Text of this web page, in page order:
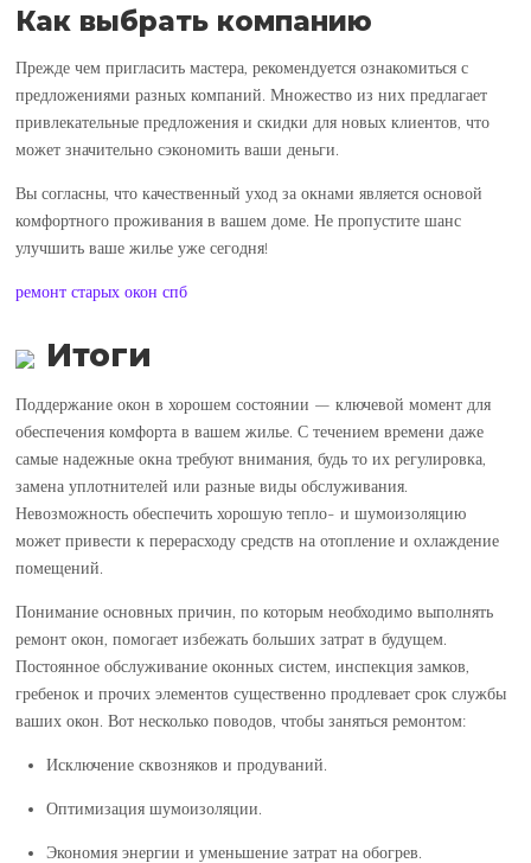
Как выбрать компанию
Прежде чем пригласить мастера, рекомендуется ознакомиться с
предложениями разных компаний. Множество из них предлагает
привлекательные предложения и скидки для новых клиентов, что
может значительно сэкономить ваши деньги.
Вы согласны, что качественный уход за окнами является основой
комфортного проживания в вашем доме. Не пропустите шанс
улучшить ваше жилье уже сегодня!
ремонт старых окон спб
Итоги
Поддержание окон в хорошем состоянии — ключевой момент для
обеспечения комфорта в вашем жилье. С течением времени даже
самые надежные окна требуют внимания, будь то их регулировка,
замена уплотнителей или разные виды обслуживания.
Невозможность обеспечить хорошую тепло- и шумоизоляцию
может привести к перерасходу средств на отопление и охлаждение
помещений.
Понимание основных причин, по которым необходимо выполнять
ремонт окон, помогает избежать больших затрат в будущем.
Постоянное обслуживание оконных систем, инспекция замков,
гребенок и прочих элементов существенно продлевает срок службы
ваших окон. Вот несколько поводов, чтобы заняться ремонтом:
Исключение сквозняков и продуваний.
Оптимизация шумоизоляции.
Экономия энергии и уменьшение затрат на обогрев.